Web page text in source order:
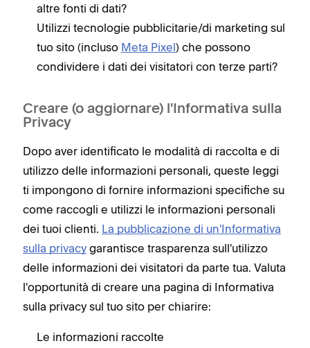
altre fonti di dati?
Utilizzi tecnologie pubblicitarie/di marketing sul
tuo sito (incluso Meta Pixel) che possono
condividere i dati dei visitatori con terze parti?
Creare (o aggiornare) l'Informativa sulla
Privacy
Dopo aver identificato le modalità di raccolta e di
utilizzo delle informazioni personali, queste leggi
ti impongono di fornire informazioni specifiche su
come raccogli e utilizzi le informazioni personali
dei tuoi clienti. La pubblicazione di un'Informativa
sulla privacy garantisce trasparenza sull'utilizzo
delle informazioni dei visitatori da parte tua. Valuta
l'opportunità di creare una pagina di Informativa
sulla privacy sul tuo sito per chiarire:
Le informazioni raccolte